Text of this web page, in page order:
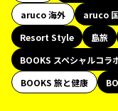
aruco 海外
aruco
Resort Style
島旅
BOOKS スペシャルコラ
BOOKS 旅と健康